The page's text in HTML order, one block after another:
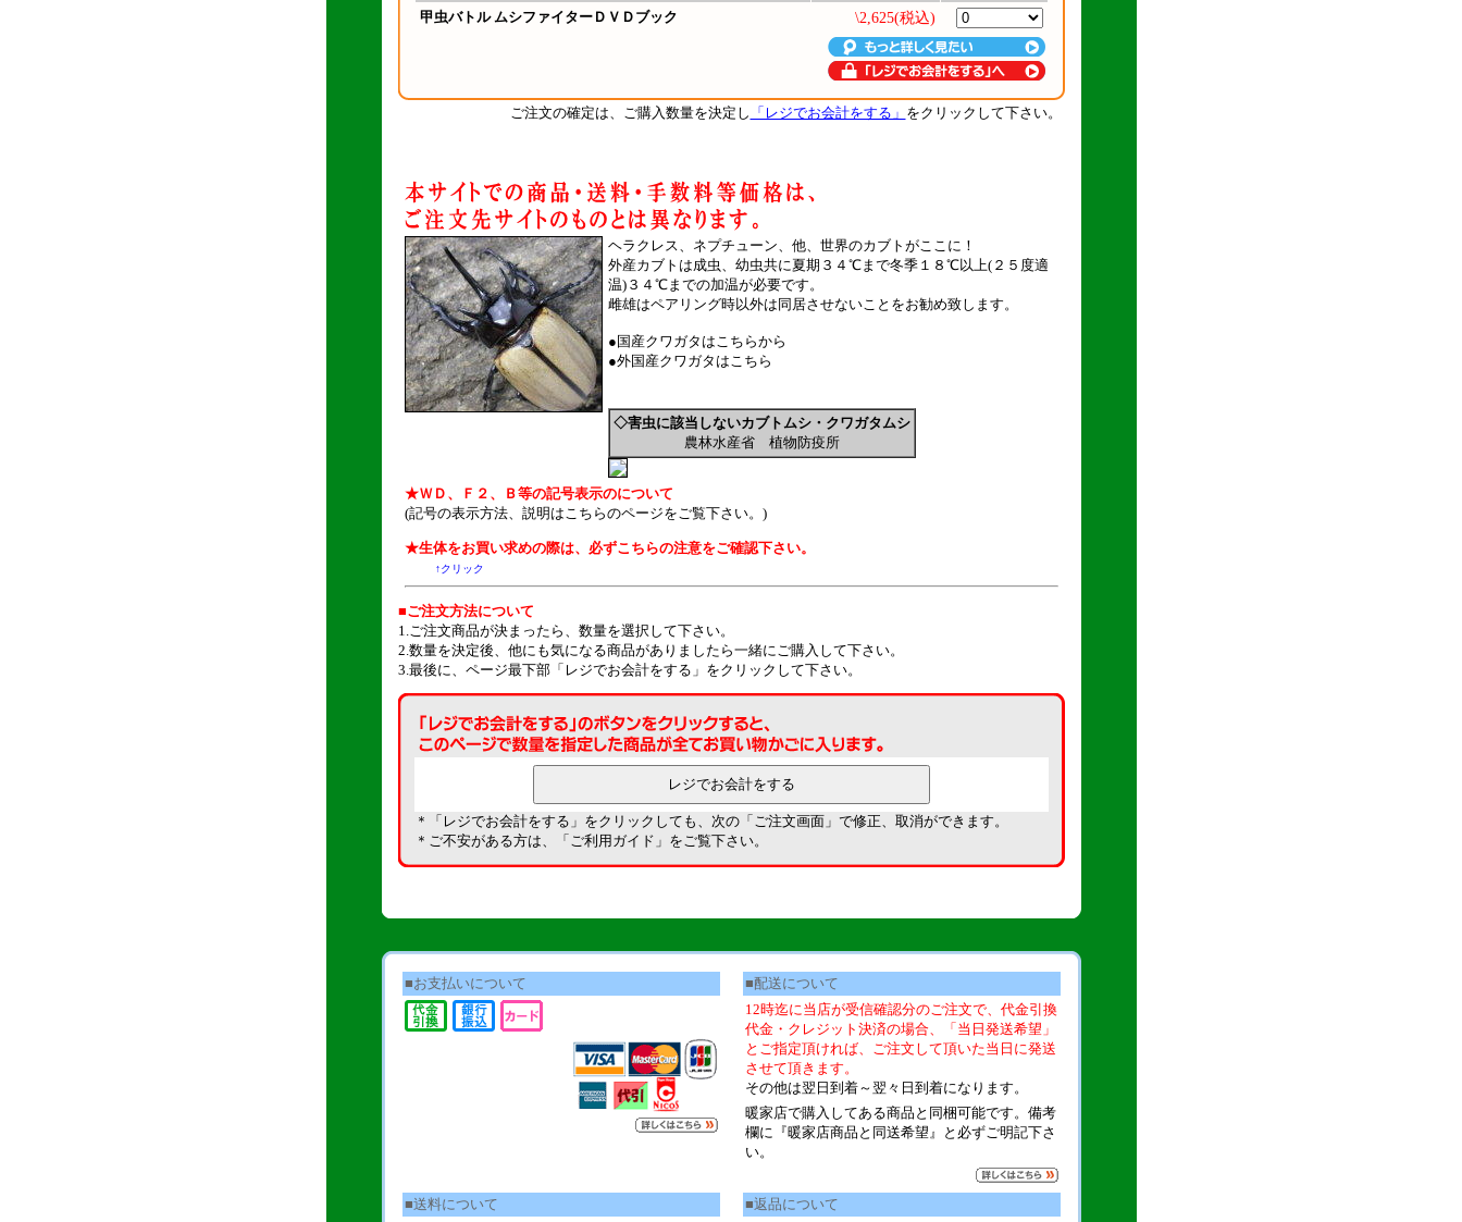
甲虫バトル ムシファイターＤＶＤブック \2,625(税込)
ご注文の確定は、ご購入数量を決定し 「レジでお会計をする」 をクリックして下さい。
ヘラクレス、ネプチューン、他、世界のカブトがここに！
外産カブトは成虫、幼虫共に夏期３４℃まで冬季１８℃以上(２５度適
温)３４℃までの加温が必要です。
雌雄はペアリング時以外は同居させないことをお勧め致します。
● 国産クワガタはこちらから
●外国産クワガタはこちら
◇害虫に該当しないカブトムシ・クワガタムシ
農林水産省 植物防疫所
★ＷＤ、Ｆ２、Ｂ等の記号表示のについて
(記号の表示方法、説明はこちらのページをご覧下さい。 )
★生体をお買い求めの際は、必ずこちらの注意をご確認下さい。
↑クリック
■ご注文方法について
1.ご注文商品が決まったら、数量を選択して下さい。
2.数量を決定後、他にも気になる商品がありましたら一緒にご購入して下さい。
3.最後に、ページ最下部「レジでお会計をする」をクリックして下さい。
＊「レジでお会計をする」をクリックしても、次の「ご注文画面」で修正、取消ができます。
＊ご不安がある方は、「 ご利用ガイド 」をご覧下さい。
■お支払いについて
■配送について
12時迄に当店が受信確認分のご注文で、代金引換
代金・クレジット決済の場合、「当日発送希望」
とご指定頂ければ、ご注文して頂いた当日に発送
させて頂きます。
その他は翌日到着～翌々日到着になります。
暖家店で購入してある商品と同梱可能です。備考
欄に『暖家店商品と同送希望』と必ずご明記下さ
い。
■送料について ■返品について